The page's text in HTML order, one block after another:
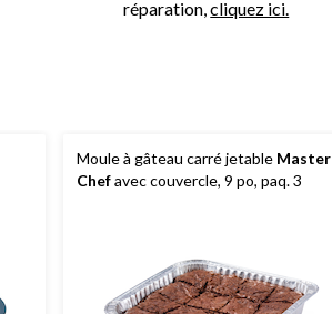
réparation,cliquez ici.
Moule à gâteau carré jetable Master
Chefavec couvercle, 9 po, paq. 3